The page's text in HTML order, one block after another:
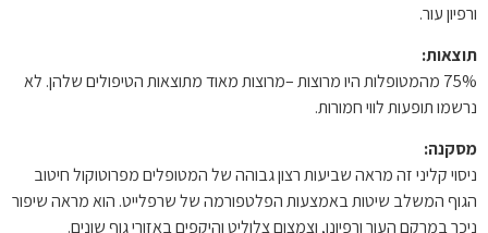
ורפיון עור.
תוצאות:
75% מהמטופלות היו מרוצות –מרוצות מאוד מתוצאות הטיפולים שלהן. לא
נרשמו תופעות לווי חמורות.
מסקנה:
ניסוי קליני זה מראה שביעות רצון גבוהה של המטופלים מפרוטוקול חיטוב
הגוף המשלב שיטות באמצעות הפלטפורמה של שרפלייט. הוא מראה שיפור
ניכר במרקם העור ורפיונו, וצמצום צלוליט והיקפים באזורי גוף שונים.